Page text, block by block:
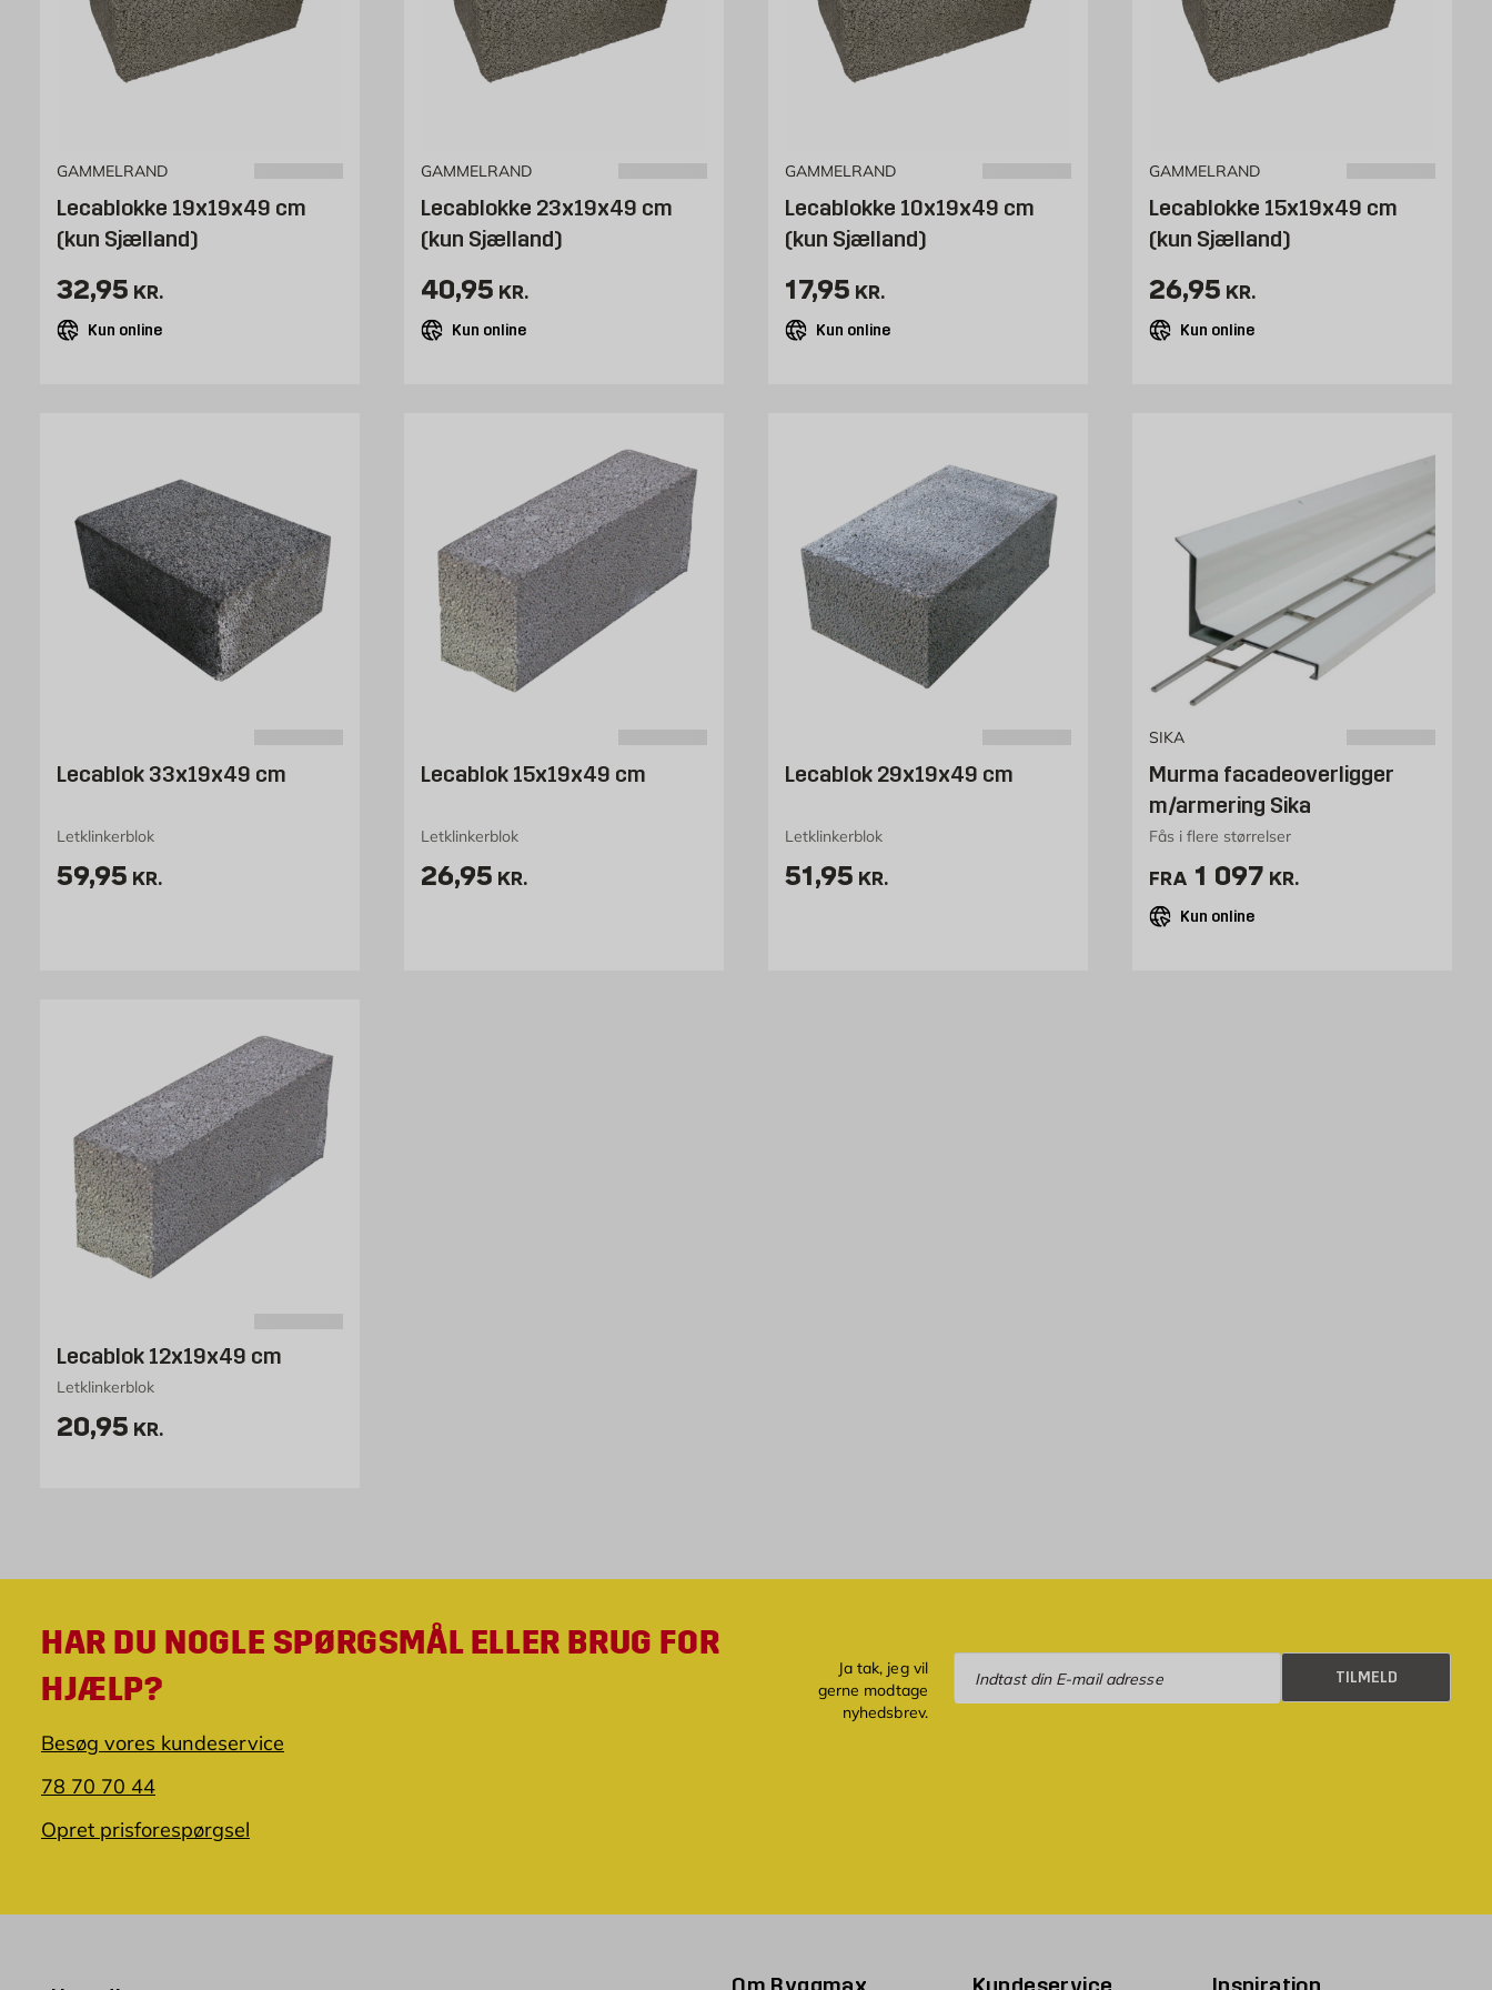
GAMMELRAND
Lecablokke 19x19x49 cm
(kun Sjælland)
Pris 32.95 kr. /stk
32,95 KR.
Kun online
GAMMELRAND
Lecablokke 23x19x49 cm
(kun Sjælland)
Pris 40.95 kr. /stk
40,95 KR.
Kun online
GAMMELRAND
Lecablokke 10x19x49 cm
(kun Sjælland)
Pris 17.95 kr. /stk
17,95 KR.
Kun online
GAMMELRAND
Lecablokke 15x19x49 cm
(kun Sjælland)
Pris 26.95 kr. /stk
26,95 KR.
Kun online
Lecablok 33x19x49 cm
Letklinkerblok
Pris 59.95 kr. /stk
59,95 KR.
Lecablok 15x19x49 cm
Letklinkerblok
Pris 26.95 kr. /stk
26,95 KR.
Lecablok 29x19x49 cm
Letklinkerblok
Pris 51.95 kr. /stk
51,95 KR.
SIKA
Murma facadeoverligger
m/armering Sika
Fås i flere størrelser
FRA Pris 1097 kr. /stk
1 097 KR.
Kun online
Lecablok 12x19x49 cm
Letklinkerblok
Pris 20.95 kr. /stk
20,95 KR.
HAR DU NOGLE SPØRGSMÅL ELLER BRUG FOR
HJÆLP?
Besøg vores kundeservice
78 70 70 44
Opret prisforespørgsel
Ja tak, jeg vil
gerne modtage
nyhedsbrev.
Tilmeld
TILMELD